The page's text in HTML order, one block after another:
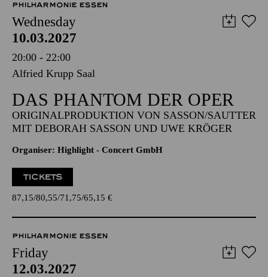
PHILHARMONIE ESSEN
Wednesday
10.03.2027
20:00 - 22:00
Alfried Krupp Saal
DAS PHANTOM DER OPER
ORIGINALPRODUKTION VON SASSON/SAUTTER
MIT DEBORAH SASSON UND UWE KRÖGER
Organiser: Highlight - Concert GmbH
TICKETS
87,15 80,55 71,75 65,15 €
PHILHARMONIE ESSEN
Friday
12.03.2027